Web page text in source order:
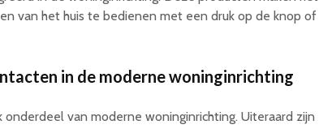
van het huis te bedienen met een druk op de knop of
in de moderne woninginrichting
onderdeel van moderne woninginrichting. Uiteraard zijn